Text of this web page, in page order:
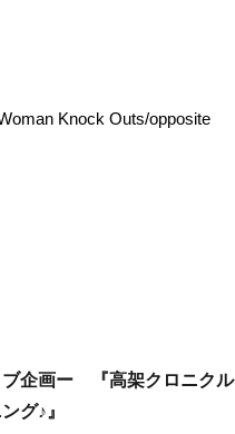
Knock Outs/opposite
ブ企画ー 『高架クロニクル
グ♪』